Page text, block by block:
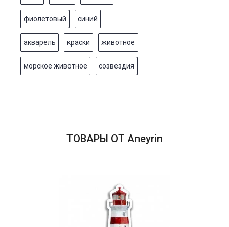
фиолетовый синий
акварель краски животное
морское животное созвездия
ТОВАРЫ ОТ Aneyrin